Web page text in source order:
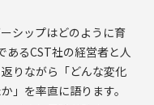
シップはどのように育
あるCST社の経営者と人
りながら「どんな変化
」を率直に語ります。